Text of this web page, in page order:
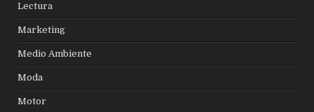
Lectura
Marketing
Medio Ambiente
Moda
Motor